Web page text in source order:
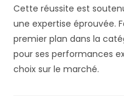
Cette réussite est
une expertise éprouvée.
premier plan dans la
pour ses performances
choix sur le marché.